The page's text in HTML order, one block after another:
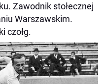
Zawodnik stołecznej
Warszawskim.
czołg.